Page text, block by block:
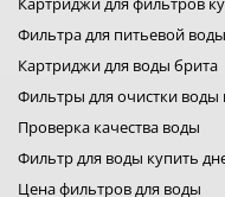
фильтры для воды bwt
фильтры filter1
лидер фильтр
лидер комфорт
фильтры для воды organic
фильтры raifil
Фильтра для питьевой воды
Картриджи для воды брита
Фильтры для очистки воды
Проверка качества воды
Фильтр для воды купить
Цена фильтров для воды